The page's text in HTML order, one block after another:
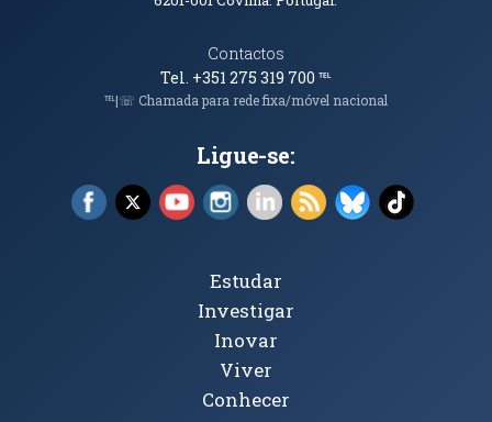
Contactos
Tel. +351 275 319 700℡
℡|☏ Chamada para rede fixa/móvel nacional
Ligue-se:
Facebook (abre em nova janela)
X (abre em nova janela)
YouTube (abre em nova janela)
Instagram (abre em nova janela)
LinkedIn (abre em nova
RSS (abre em nova
Bluesky (abre
TikTok
Tópicos Principais
Estudar
Investigar
Inovar
Viver
Conhecer